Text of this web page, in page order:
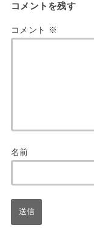
コメントを残す
コメント ※
名前